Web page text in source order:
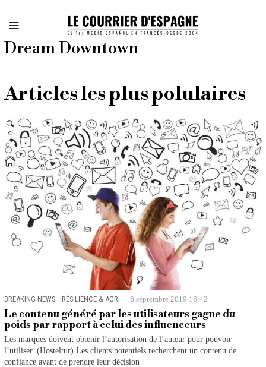
Dream Downtown
Articles les plus polulaires
BREAKING NEWS · RÉSILIENCE & AGRI 6 septembre 2019 16:42
Le contenu généré par les utilisateurs gagne du
poids par rapport à celui des influenceurs
Les marques doivent obtenir l’autorisation de l’auteur pour pouvoir
l’utiliser. (Hosteltur) Les clients potentiels recherchent un contenu de
confiance avant de prendre leur décision